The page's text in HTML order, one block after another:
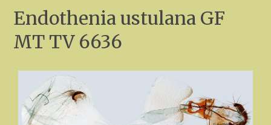
Endothenia ustulana GF
MT TV 6636